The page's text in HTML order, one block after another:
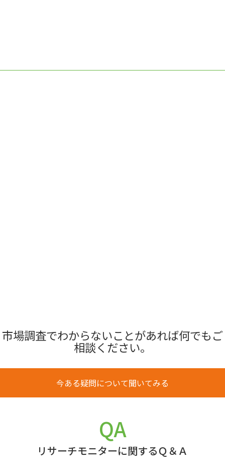
市場調査でわからないことがあれば何でもご
相談ください。
今ある疑問について聞いてみる
QA
リサーチモニターに関するＱ＆Ａ